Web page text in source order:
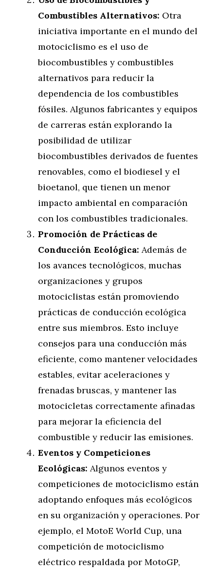
Combustibles Alternativos: Otra
iniciativa importante en el mundo del
motociclismo es el uso de
biocombustibles y combustibles
alternativos para reducir la
dependencia de los combustibles
fósiles. Algunos fabricantes y equipos
de carreras están explorando la
posibilidad de utilizar
biocombustibles derivados de fuentes
renovables, como el biodiesel y el
bioetanol, que tienen un menor
impacto ambiental en comparación
con los combustibles tradicionales.
Promoción de Prácticas de
Conducción Ecológica: Además de
los avances tecnológicos, muchas
organizaciones y grupos
motociclistas están promoviendo
prácticas de conducción ecológica
entre sus miembros. Esto incluye
consejos para una conducción más
eficiente, como mantener velocidades
estables, evitar aceleraciones y
frenadas bruscas, y mantener las
motocicletas correctamente afinadas
para mejorar la eficiencia del
combustible y reducir las emisiones.
Eventos y Competiciones
Ecológicas: Algunos eventos y
competiciones de motociclismo están
adoptando enfoques más ecológicos
en su organización y operaciones. Por
ejemplo, el MotoE World Cup, una
competición de motociclismo
eléctrico respaldada por MotoGP,